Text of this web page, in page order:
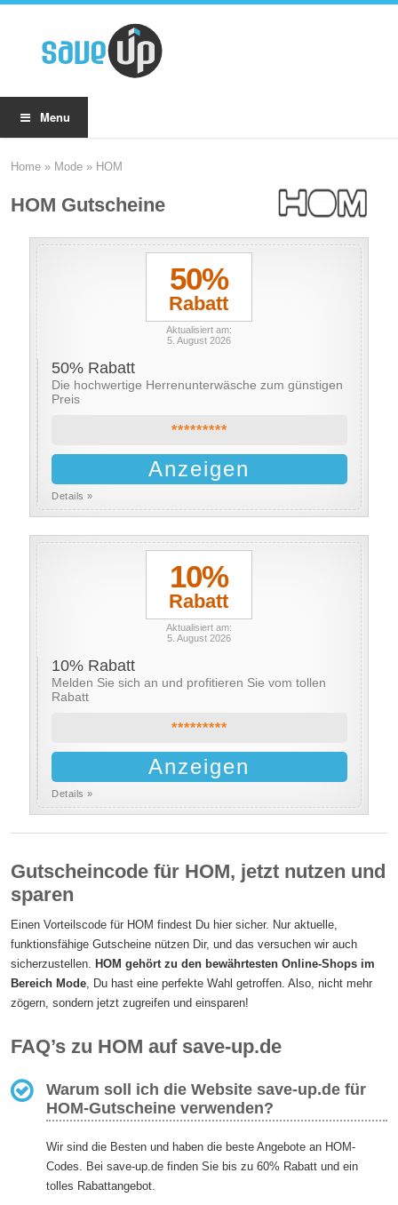
Menu
Home » Mode » HOM
HOM Gutscheine
50%
Rabatt
Aktualisiert am:
5. August 2026
50% Rabatt
Die hochwertige Herrenunterwäsche zum günstigen
Preis
*********
Anzeigen
Details »
10%
Rabatt
Aktualisiert am:
5. August 2026
10% Rabatt
Melden Sie sich an und profitieren Sie vom tollen
Rabatt
*********
Anzeigen
Details »
Gutscheincode für HOM, jetzt nutzen und
sparen
Einen Vorteilscode für HOM findest Du hier sicher. Nur aktuelle,
funktionsfähige Gutscheine nützen Dir, und das versuchen wir auch
sicherzustellen. HOM gehört zu den bewährtesten Online-Shops im
Bereich Mode, Du hast eine perfekte Wahl getroffen. Also, nicht mehr
zögern, sondern jetzt zugreifen und einsparen!
FAQ’s zu HOM auf save-up.de
Warum soll ich die Website save-up.de für
HOM-Gutscheine verwenden?
Wir sind die Besten und haben die beste Angebote an HOM-
Codes. Bei save-up.de finden Sie bis zu 60% Rabatt und ein
tolles Rabattangebot.